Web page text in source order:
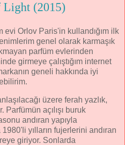
Light (2015)
evi Orlov Paris'in kullandığım ilk
genel olarak karmaşık
parfüm evlerinden
girmeye çalıştığım internet
geneli hakkında iyi
üzere ferah yazlık,
Parfümün açılışı buruk
andıran yapıyla
yılların fujerlerini andıran
giriyor. Sonlarda